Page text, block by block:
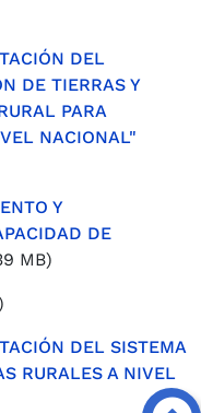
DEL
DE TIERRAS Y
PARA
NACIONAL"
Y
DE
MB)
DEL SISTEMA
RURALES A NIVEL